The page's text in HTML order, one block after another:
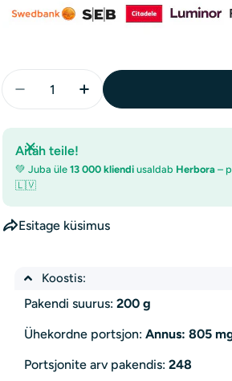
Vähenda 6PAK Beta Alanine
Suurenda 6PAK Beta
Aitäh teile!
💚 Juba üle 13 000 kliendiusaldab Herbora–
🇱🇻
Esitage küsimus
Koostis:
Pakendi suurus: 200 g
Ühekordne portsjon: Annus: 805
Portsjonite arv pakendis: 248